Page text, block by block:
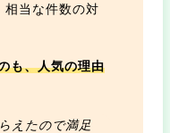
相当な件数の対
も、人気の理由
えたので満足